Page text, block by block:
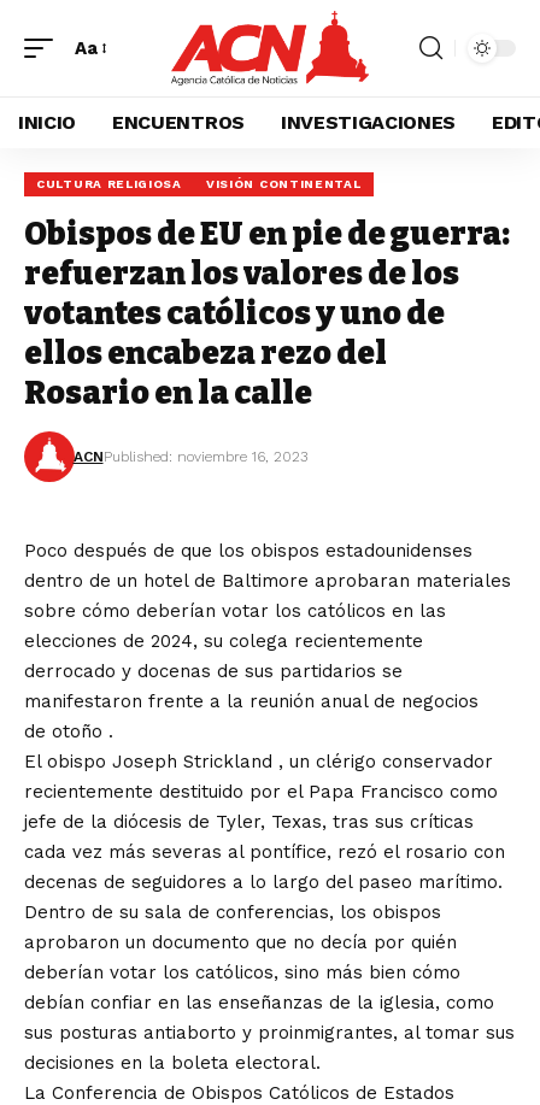
Aa
INICIO ENCUENTROS INVESTIGACIONES
CULTURA RELIGIOSA VISIÓN CONTINENTAL
Obispos de EU en pie de guerra:
refuerzan los valores de los
votantes católicos y uno de
ellos encabeza rezo del
Rosario en la calle
ACNPublished: noviembre 16, 2023
Poco después de que los obispos estadounidenses
dentro de un hotel de Baltimore aprobaran materiales
sobre cómo deberían votar los católicos en las
elecciones de 2024, su colega recientemente
derrocado y docenas de sus partidarios se
manifestaron frente a la reunión anual de negocios
de otoño .
El obispo Joseph Strickland , un clérigo conservador
recientemente destituido por el Papa Francisco como
jefe de la diócesis de Tyler, Texas, tras sus críticas
cada vez más severas al pontífice, rezó el rosario con
decenas de seguidores a lo largo del paseo marítimo.
Dentro de su sala de conferencias, los obispos
aprobaron un documento que no decía por quién
deberían votar los católicos, sino más bien cómo
debían confiar en las enseñanzas de la iglesia, como
sus posturas antiaborto y proinmigrantes, al tomar sus
decisiones en la boleta electoral.
La Conferencia de Obispos Católicos de Estados